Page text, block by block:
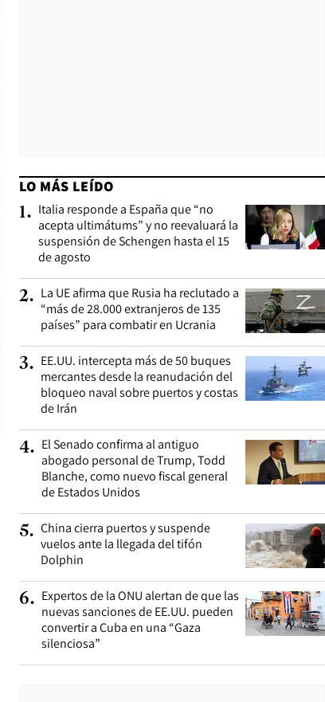
LO MÁS LEÍDO
1. Italia responde a España que “no
acepta ultimátums” y no reevaluará la
suspensión de Schengen hasta el 15
de agosto
2. La UE afirma que Rusia ha reclutado a
“más de 28.000 extranjeros de 135
países” para combatir en Ucrania
3. EE.UU. intercepta más de 50 buques
mercantes desde la reanudación del
bloqueo naval sobre puertos y costas
de Irán
4. El Senado confirma al antiguo
abogado personal de Trump, Todd
Blanche, como nuevo fiscal general
de Estados Unidos
5. China cierra puertos y suspende
vuelos ante la llegada del tifón
Dolphin
6. Expertos de la ONU alertan de que las
nuevas sanciones de EE.UU. pueden
convertir a Cuba en una “Gaza
silenciosa”